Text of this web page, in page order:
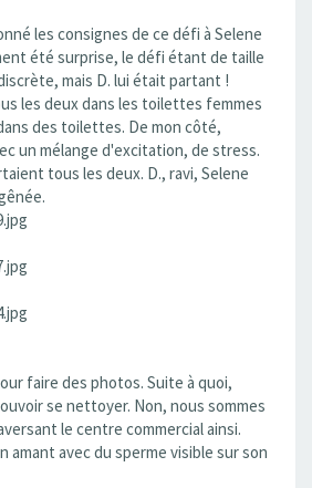
les consignes de ce défi à Selene
été surprise, le défi étant de taille
mais D. lui était partant !
les deux dans les toilettes femmes
des toilettes. De mon côté,
un mélange d'excitation, de stress.
tous les deux. D., ravi, Selene
faire des photos. Suite à quoi,
se nettoyer. Non, nous sommes
le centre commercial ainsi.
amant avec du sperme visible sur son